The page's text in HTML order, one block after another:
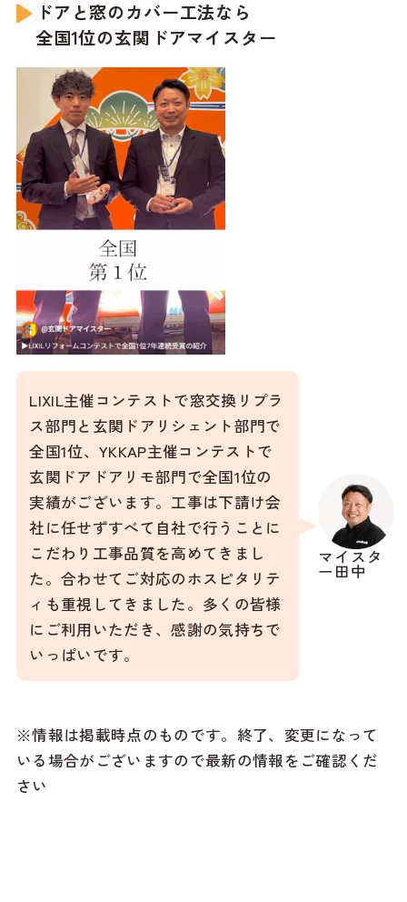
ドアと窓のカバー工法なら
全国1位の玄関ドアマイスター
マイスタ
ー田中
LIXIL主催コンテストで窓交換リプラ
ス部門と玄関ドアリシェント部門で
全国1位、YKKAP主催コンテストで
玄関ドアドアリモ部門で全国1位の
実績がございます。工事は下請け会
社に任せずすべて自社で行うことに
こだわり工事品質を高めてきまし
た。合わせてご対応のホスピタリテ
ィも重視してきました。多くの皆様
にご利用いただき、感謝の気持ちで
いっぱいです。
※情報は掲載時点のものです。終了、変更になって
いる場合がございますので最新の情報をご確認くだ
さい